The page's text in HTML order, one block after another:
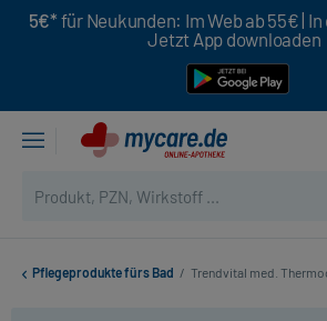
5€* für Neukunden: Im Web ab 55€ |
Jetzt App downloaden
Pflegeprodukte fürs Bad / Trendvital med.